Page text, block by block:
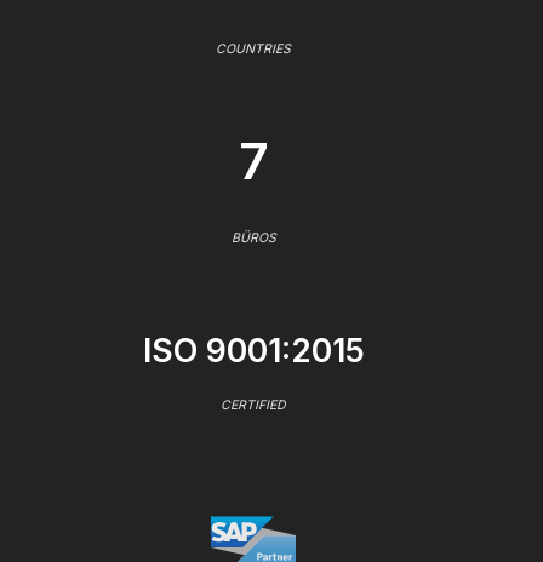
COUNTRIES
7
BÜROS
ISO 9001:2015
CERTIFIED